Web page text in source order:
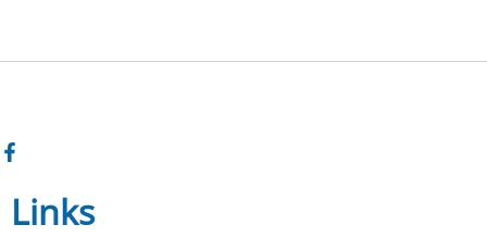
Links